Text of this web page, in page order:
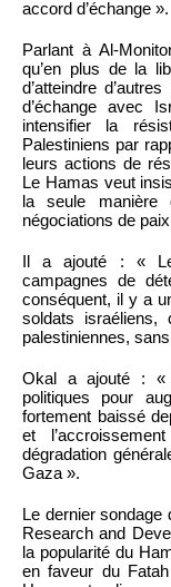
accord d’échange ».
Parlant à Al-
qu’en plus de la
d’atteindre
d’échange avec
intensifier la
Palestiniens par
leurs actions de
Le Hamas veut
la seule manière
négociations de
Il a ajouté : «
campagnes de
conséquent, il y a
soldats israéliens,
palestiniennes,
Okal a ajouté : «
politiques pour
fortement baissé
et
dégradation
Gaza ».
Le dernier sondage
Research and
la popularité du
en faveur du